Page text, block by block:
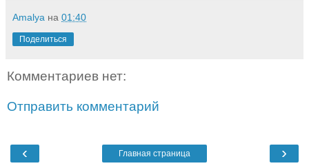
Amalya на 01:40
Поделиться
Комментариев нет:
Отправить комментарий
‹ ›
Главная страница